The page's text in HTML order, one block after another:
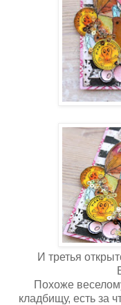
И третья
Похоже
кладбищу, есть за